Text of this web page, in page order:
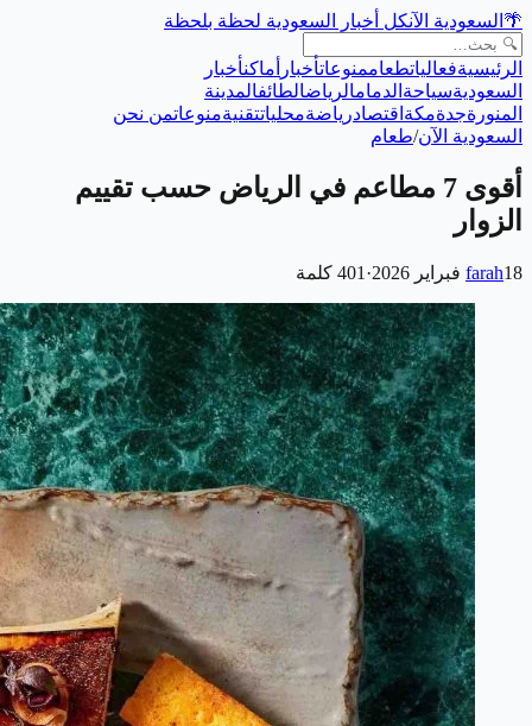
🌴 السعودية الآنكل أخبار السعودية لحظة بلحظة
الرئيسيةفعالياتطعاممنوعاتأخبار أماكنأخبار
السعوديةسياحة الدمامالرياضالطائفالمدينة
المنورةجدةمكة اقتصادرياضةمحلياتتقنيةمنوعاتمن نحن
السعودية الآن/طعام
أقوى 7 مطاعم في الرياض حسب تقييم
الزوار
farah18 فبراير 2026 ·
401 كلمة